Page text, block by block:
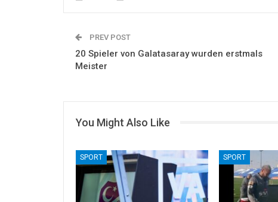
PREV POST
20 Spieler von Galatasaray wurden erstmals
Meister
You Might Also Like
SPORT SPORT